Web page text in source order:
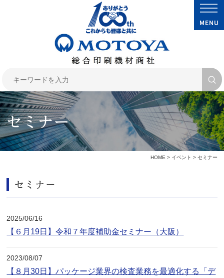
セミナー
HOME> イベント > セミナー
セミナー
2025/06/16
【６月19日】令和７年度補助金セミナー（大阪）
2023/08/07
【８月30日】パッケージ業界の検査業務を最適化する「デ